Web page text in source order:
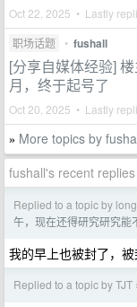
Oct 22, 2025 • Lastly
职场话题 • fushall
[分享自媒体经验]
月，终于起号了
Oct 20, 2025 • Lastly
» More topics by
fushall's recent replies
Replied to a topic by
午，现在还得研究研究能
我的早上也被封了，
Replied to a topic by TJT ›